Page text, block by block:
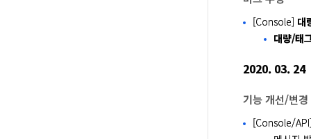
[Console] 대
대량/태
2020. 03. 24
기능 개선/변경
[Console/